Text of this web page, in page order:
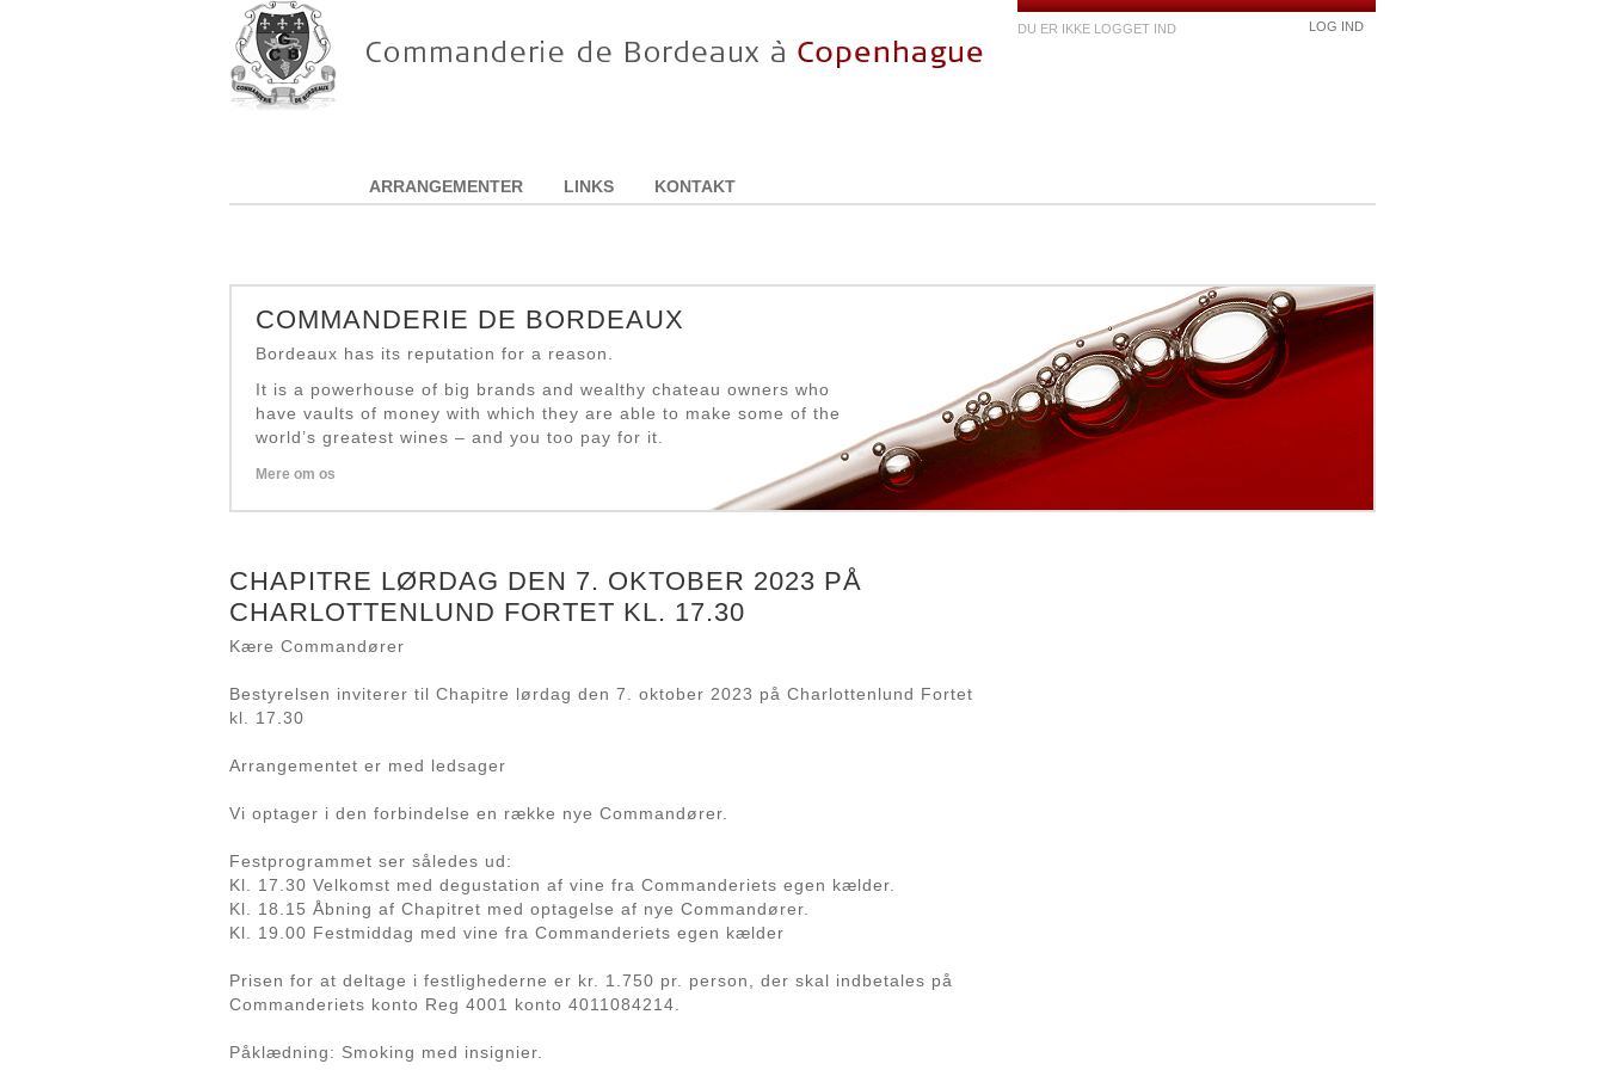
LOG IND
DU ER IKKE LOGGET IND
ARRANGEMENTER LINKS KONTAKT
COMMANDERIE DE BORDEAUX
Bordeaux has its reputation for a reason.
It is a powerhouse of big brands and wealthy chateau owners who
have vaults of money with which they are able to make some of the
world’s greatest wines – and you too pay for it.
Mere om os
CHAPITRE LØRDAG DEN 7. OKTOBER 2023 PÅ
CHARLOTTENLUND FORTET KL. 17.30
Kære Commandører
Bestyrelsen inviterer til Chapitre lørdag den 7. oktober 2023 på Charlottenlund Fortet
kl. 17.30
Arrangementet er med ledsager
Vi optager i den forbindelse en række nye Commandører.
Festprogrammet ser således ud:
Kl. 17.30 Velkomst med degustation af vine fra Commanderiets egen kælder.
Kl. 18.15 Åbning af Chapitret med optagelse af nye Commandører.
Kl. 19.00 Festmiddag med vine fra Commanderiets egen kælder
Prisen for at deltage i festlighederne er kr. 1.750 pr. person, der skal indbetales på
Commanderiets konto Reg 4001 konto 4011084214.
Påklædning: Smoking med insignier.